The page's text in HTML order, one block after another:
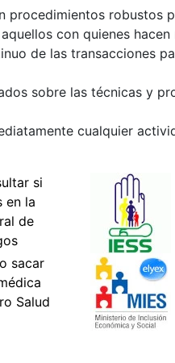
procedimientos robustos
con quienes hacen
de las transacciones
sobre las técnicas y
cualquier